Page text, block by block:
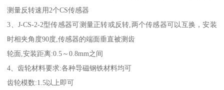
测量反转速用2个CS传感器
3、J-CS-2-2型传感器可测量正转或反转,两个传感器可以互换，安装
时相夹角度90度,传感器的端面垂直被测齿
轮面,安装距离:0.5～0.8mm之间
4、齿轮材料要求:各种导磁钢铁材料均可
齿轮模数:1.5以上即可